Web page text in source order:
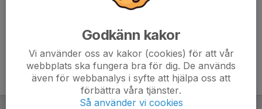
Godkänn kakor
Vi använder oss av kakor (cookies) för att vår
webbplats ska fungera bra för dig. De används
även för webbanalys i syfte att hjälpa oss att
förbättra våra tjänster.
Så använder vi cookies